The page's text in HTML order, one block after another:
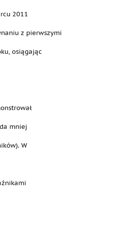
2011
z pierwszymi
osiągając
mniej
W